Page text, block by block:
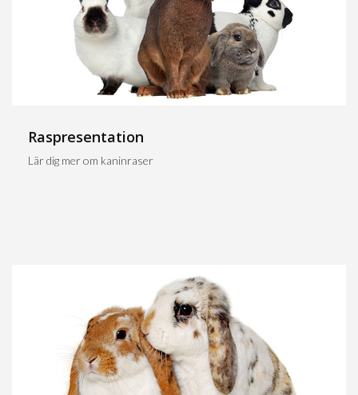
Raspresentation
Lär dig mer om kaninraser